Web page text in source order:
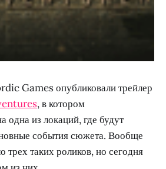
Games опубликовали трейлер
, в котором
одна из локаций, где будут
события сюжета. Вообще
трех таких роликов, но сегодня